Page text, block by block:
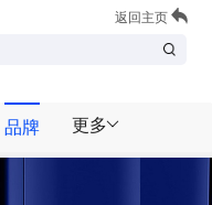
返回主页
品牌 更多